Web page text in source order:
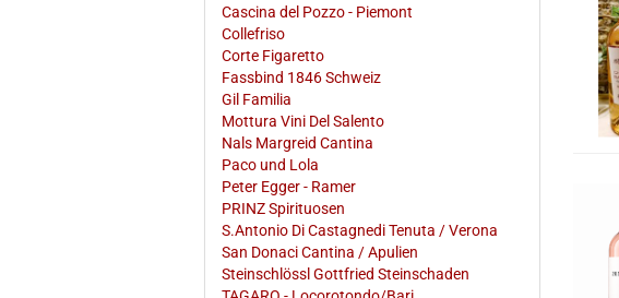
Cascina del Pozzo - Piemont
Collefriso
Corte Figaretto
Fassbind 1846 Schweiz
Gil Familia
Mottura Vini Del Salento
Nals Margreid Cantina
Paco und Lola
Peter Egger - Ramer
PRINZ Spirituosen
S.Antonio Di Castagnedi Tenuta / Verona
San Donaci Cantina / Apulien
Steinschlössl Gottfried Steinschaden